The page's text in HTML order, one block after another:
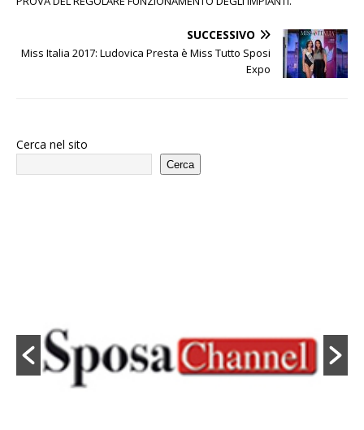
SUCCESSIVO
Miss Italia 2017: Ludovica Presta è Miss Tutto Sposi
Expo
Cerca nel sito
Cerca